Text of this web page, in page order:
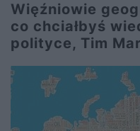
Więźniowie
co chciałbyś
polityce, Tim